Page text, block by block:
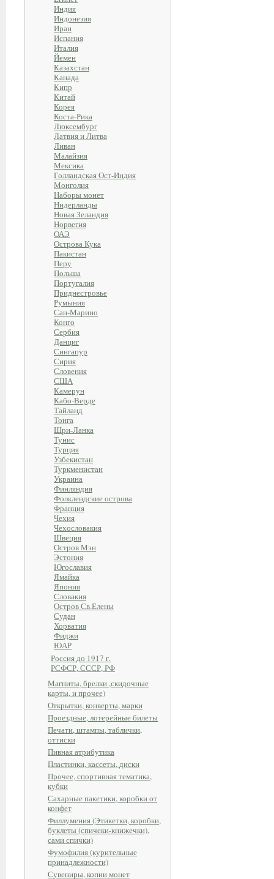
Индия
Индонезия
Иран
Испания
Италия
Йемен
Казахстан
Канада
Кипр
Китай
Корея
Коста-Рика
Люксембург
Латвия и Литва
Ливан
Малайзия
Мексика
Голландская Ост-Индия
Монголия
Наборы монет
Нидерланды
Новая Зеландия
Норвегия
ОАЭ
Острова Кука
Пакистан
Перу
Польша
Португалия
Приднестровье
Румыния
Сан-Марино
Конго
Сербия
Данциг
Сингапур
Сирия
Словения
США
Камерун
Кабо-Верде
Тайланд
Тонга
Шри-Ланка
Тунис
Турция
Узбекистан
Туркменистан
Украина
Финляндия
Фолклендские острова
Франция
Чехия
Чехословакия
Швеция
Остров Мэн
Эстония
Югославия
Ямайка
Япония
Словакия
Остров Св.Елены
Судан
Хорватия
Фиджи
ЮАР
Россия до 1917 г.
РСФСР, СССР, РФ
Магниты, брелки ,скидочные
карты, и прочее)
Открытки, конверты, марки
Проездные, лотерейные билеты
Печати, штампы, таблички,
оттиски
Пивная атрибутика
Пластинки, кассеты, диски
Прочее, спортивная тематика,
кубки
Сахарные пакетики, коробки от
конфет
Филлумения (Этикетки, коробки,
буклеты (спичеки-книжечки),
сами спички)
Фумофилия (курительные
принадлежности)
Сувениры, копии монет